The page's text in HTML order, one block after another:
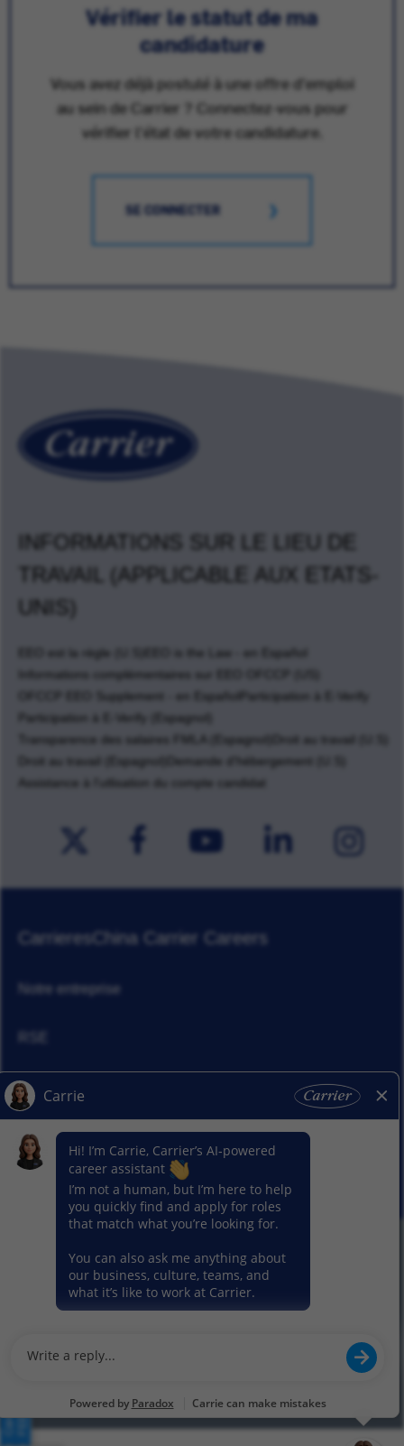
Vérifier le statut de ma
candidature
Vous avez déjà postulé à une offre d'emploi
au sein de Carrier ? Connectez-vous pour
vérifier l'état de votre candidature.
SE CONNECTER
INFORMATIONS SUR LE LIEU DE
TRAVAIL (APPLICABLE AUX ETATS-
UNIS)
EEO est la règle (U.S)
EEO is the Law - en Español
Informations complémentaires sur EEO OFCCP (US)
OFCCP EEO Supplement - en Español
Participation à E-Verify
Participation à E-Verify (Espagnol)
Transparence des salaires FMLA (Espagnol)
Droit au travail (U.S)
Droit au travail (Espagnol)
Demande d'hébergement (U.S)
Assistance à l'utlisation du compte candidat
CarrieresChina Carrier Careers
Notre entreprise
Actualités
Nos activitiés
© 2026 Carrier. Tous droits réservés
Notice sur la protection des données
Conditions d'utilisation